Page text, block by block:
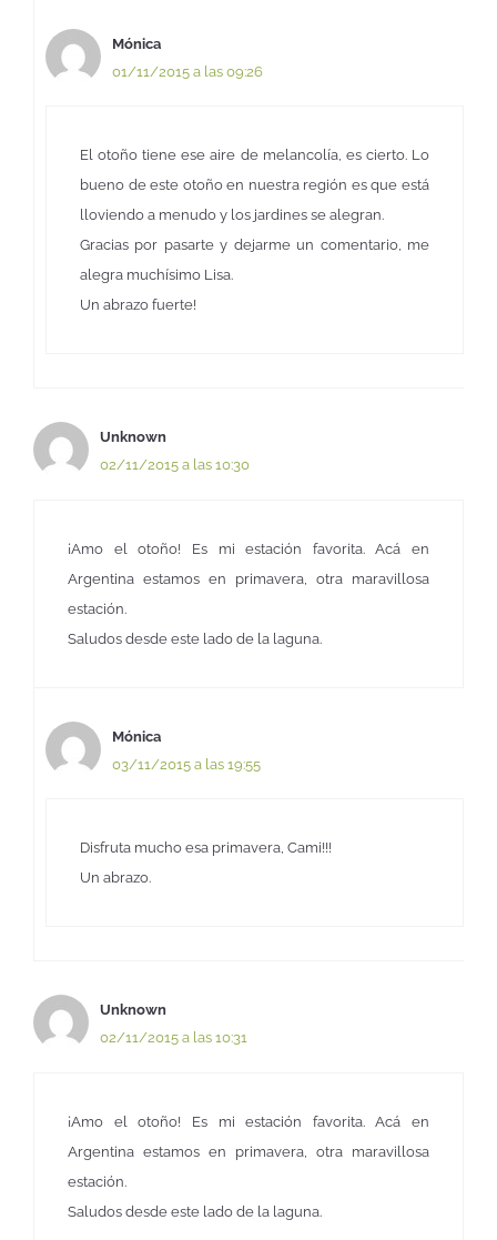
Mónica
01/11/2015 a las 09:26
El otoño tiene ese aire de melancolía, es cierto. Lo
bueno de este otoño en nuestra región es que está
lloviendo a menudo y los jardines se alegran.
Gracias por pasarte y dejarme un comentario, me
alegra muchísimo Lisa.
Un abrazo fuerte!
Unknown
02/11/2015 a las 10:30
¡Amo el otoño! Es mi estación favorita. Acá en
Argentina estamos en primavera, otra maravillosa
estación.
Saludos desde este lado de la laguna.
Mónica
03/11/2015 a las 19:55
Disfruta mucho esa primavera, Cami!!!
Un abrazo.
Unknown
02/11/2015 a las 10:31
¡Amo el otoño! Es mi estación favorita. Acá en
Argentina estamos en primavera, otra maravillosa
estación.
Saludos desde este lado de la laguna.